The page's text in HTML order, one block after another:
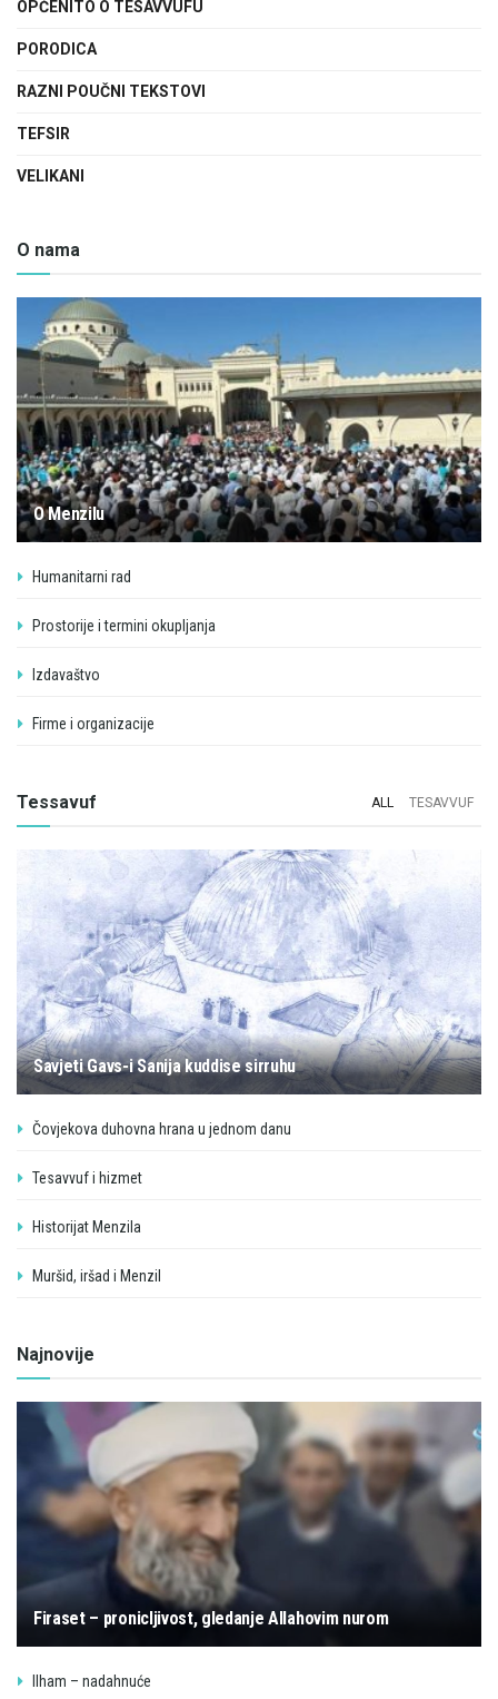
OPĆENITO O TESAVVUFU
PORODICA
RAZNI POUČNI TEKSTOVI
TEFSIR
VELIKANI
O nama
O Menzilu
Humanitarni rad
Prostorije i termini okupljanja
Izdavaštvo
Firme i organizacije
Tessavuf ALL TESAVVUF
Savjeti Gavs-i Sanija kuddise sirruhu
Čovjekova duhovna hrana u jednom danu
Tesavvuf i hizmet
Historijat Menzila
Muršid, iršad i Menzil
Najnovije
Firaset – pronicljivost, gledanje Allahovim nurom
Ilham – nadahnuće